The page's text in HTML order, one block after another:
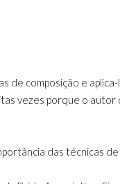
composição e
vezes porque o
das técnicas